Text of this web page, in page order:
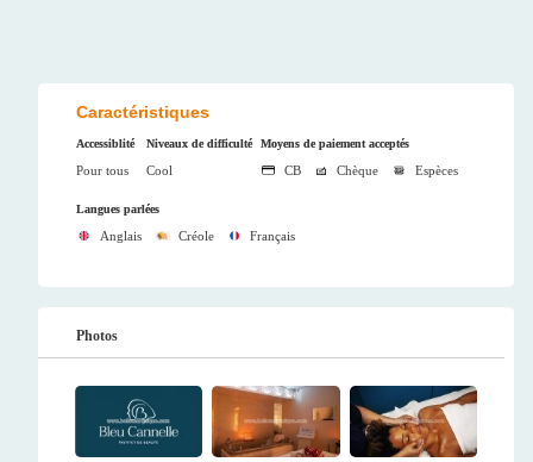
Caractéristiques
Accessiblité
Pour tous
Niveaux de difficulté
Cool
Moyens de paiement acceptés
CB Chèque Espèces
Langues parlées
Anglais Créole Français
Photos